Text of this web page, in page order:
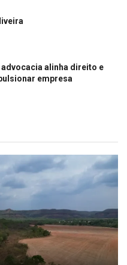
alinha direito e
empresa